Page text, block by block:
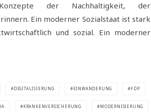
der Nachhaltigkeit, der
Ein moderner Sozialstaat ist stark
und sozial. Ein moderner
DIGITALISIERUNG EINWANDERUNG FDP
KRANKENVERSICHERUNG MODERNISIERUNG